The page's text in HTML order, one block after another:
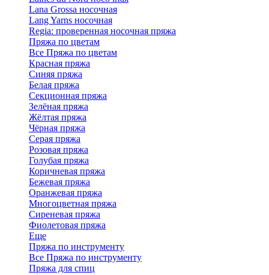
Lana Grossa носочная
Lang Yarns носочная
Regia: проверенная носочная пряжа
Пряжа по цветам
Все Пряжа по цветам
Красная пряжа
Синяя пряжа
Белая пряжа
Секционная пряжа
Зелёная пряжа
Жёлтая пряжа
Чёрная пряжа
Серая пряжа
Розовая пряжа
Голубая пряжа
Коричневая пряжа
Бежевая пряжа
Оранжевая пряжа
Многоцветная пряжа
Сиреневая пряжа
Фиолетовая пряжа
Еще
Пряжа по инструменту
Все Пряжа по инструменту
Пряжа для спиц